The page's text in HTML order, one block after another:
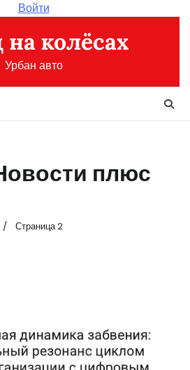
Войти
на колёсах
Урбан авто
плюс
Страница 2